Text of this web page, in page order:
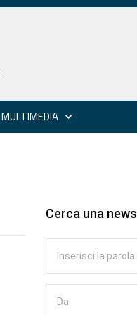
MULTIMEDIA
Cerca una news